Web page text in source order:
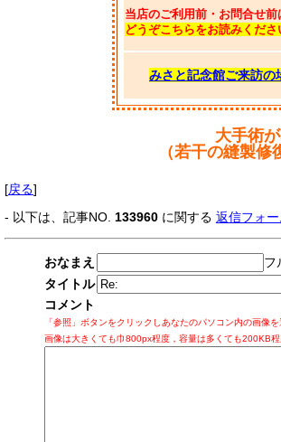
当店のご利用前・お問合せ前
どうぞこちらをお読みくださ
みさと記念館ご来訪の
大手術
（若干の縫製
[戻る]
- 以下は、記事NO. 133960 に関する 返信フォー
おなまえ
フ
タイトル
コメント
「参照」ボタンをクリックしあなたのパソコン内の画像
画像は大きくても巾800px程度，容量は多くても200KB